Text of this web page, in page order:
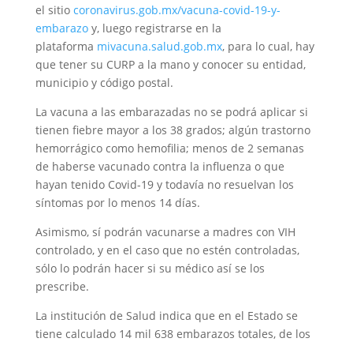
el sitio coronavirus.gob.mx/vacuna-covid-19-y-
embarazoy, luego registrarse en la
plataforma mivacuna.salud.gob.mx, para lo cual, hay
que tener su CURP a la mano y conocer su entidad,
municipio y código postal.
La vacuna a las embarazadas no se podrá aplicar si
tienen fiebre mayor a los 38 grados; algún trastorno
hemorrágico como hemofilia; menos de 2 semanas
de haberse vacunado contra la influenza o que
hayan tenido Covid-19 y todavía no resuelvan los
síntomas por lo menos 14 días.
Asimismo, sí podrán vacunarse a madres con VIH
controlado, y en el caso que no estén controladas,
sólo lo podrán hacer si su médico así se los
prescribe.
La institución de Salud indica que en el Estado se
tiene calculado 14 mil 638 embarazos totales, de los